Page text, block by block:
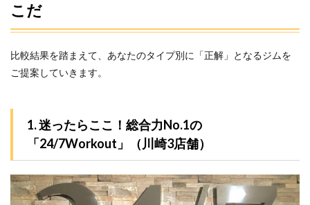
こだ
比較結果を踏まえて、あなたのタイプ別に「正解」となるジムを
ご提案していきます。
1. 迷ったらここ！総合力No.1の
「24/7Workout」（川崎3店舗）